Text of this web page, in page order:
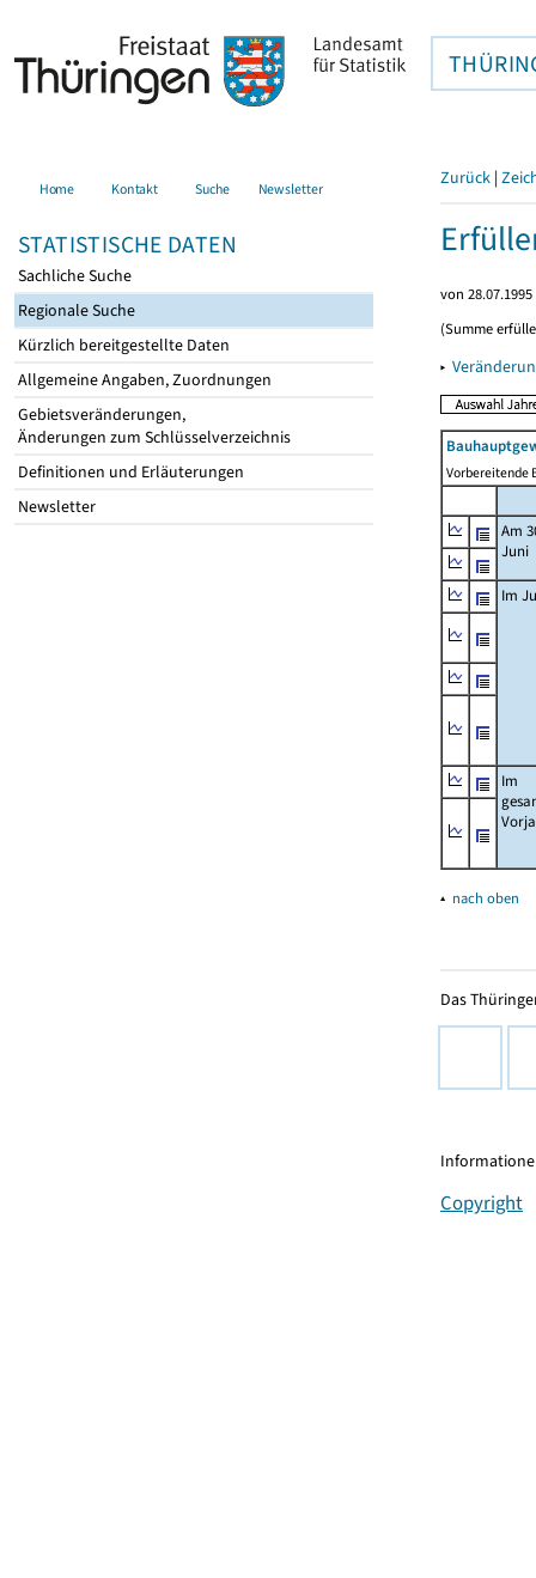
Home Kontakt Suche Newsletter
STATISTISCHE DATEN
Sachliche Suche
Regionale Suche
Kürzlich bereitgestellte Daten
Allgemeine Angaben, Zuordnungen
Gebietsveränderungen,
Änderungen zum Schlüsselverzeichnis
Definitionen und Erläuterungen
Newsletter
Zurück |
von
(Summe
▸
Vorbereitende
Am
Juni
Im
Im
▴ nach oben
Das
Copyright